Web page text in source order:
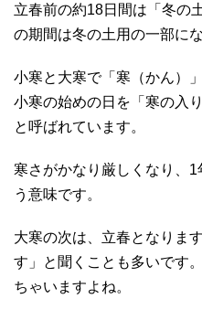
立春前の約18日間は「冬の
の期間は冬の土用の一部にな
小寒と大寒で「寒（かん）
小寒の始めの日を「寒の入
と呼ばれています。
寒さがかなり厳しくなり、
う意味です。
大寒の次は、立春となりま
す」と聞くことも多いです
ちゃいますよね。